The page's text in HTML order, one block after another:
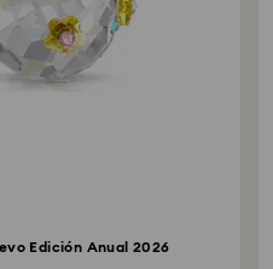
Edición Anual 2026